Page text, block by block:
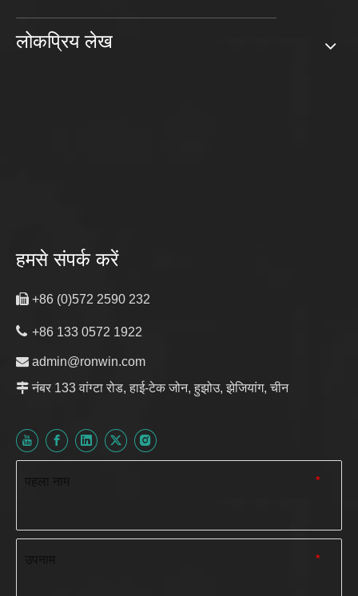
लोकप्रिय लेख
हमसे संपर्क करें
 +86 (0)572 2590 232
 +86 133 0572 1922
 admin@ronwin.com
 नंबर 133 वांग्टा रोड, हाई-टेक जोन, हुझोउ, झेजियांग, चीन
*
*